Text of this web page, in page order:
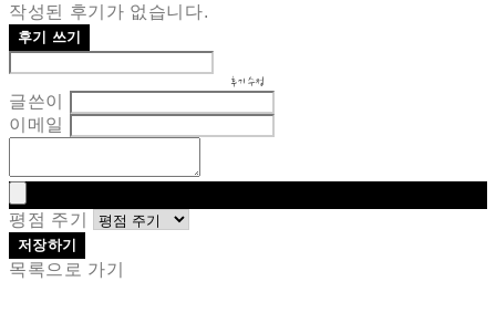
작성된 후기가 없습니다.
후기 쓰기
후기 수정
글쓴이
이메일
평점 주기
저장하기
목록으로 가기